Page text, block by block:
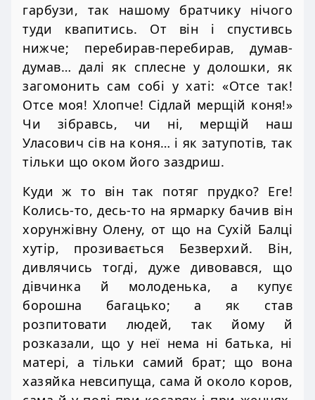
гарбузи, так нашому братчику нічого
туди квапитись. От він і спустивсь
нижче; перебирав-перебирав, думав-
думав… далі як сплесне у долошки, як
загомонить сам собі у хаті: «Отсе так!
Отсе моя! Хлопче! Сідлай мерщій коня!»
Чи зібравсь, чи ні, мерщій наш
Уласович сів на коня… і як затупотів, так
тільки що оком його заздриш.
Куди ж то він так потяг прудко? Еге!
Колись-то, десь-то на ярмарку бачив він
хорунжівну Олену, от що на Сухій Балці
хутір, прозивається Безверхий. Він,
дивлячись тогді, дуже дивовався, що
дівчинка й молоденька, а купує
борошна багацько; а як став
розпитовати людей, так йому й
розказали, що у неї нема ні батька, ні
матері, а тільки самий брат; що вона
хазяйка невсипуща, сама й около коров,